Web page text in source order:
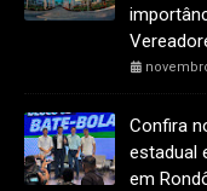
Confira
estadual
em